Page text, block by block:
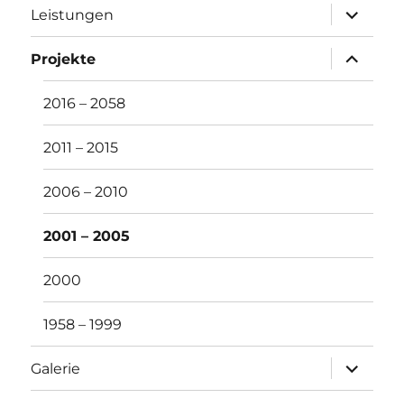
Leistungen
öffnen
Projekte
öffnen
2016 – 2058
2011 – 2015
2006 – 2010
2001 – 2005
2000
1958 – 1999
Galerie
öffnen